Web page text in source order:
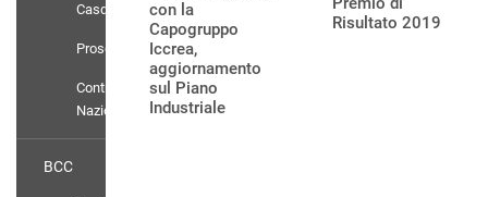
Casdic
Prosolidar
Contratto
Nazionale
BCC
con la
Capogruppo
Iccrea,
aggiornamento
sul Piano
Industriale
Risultato 2019